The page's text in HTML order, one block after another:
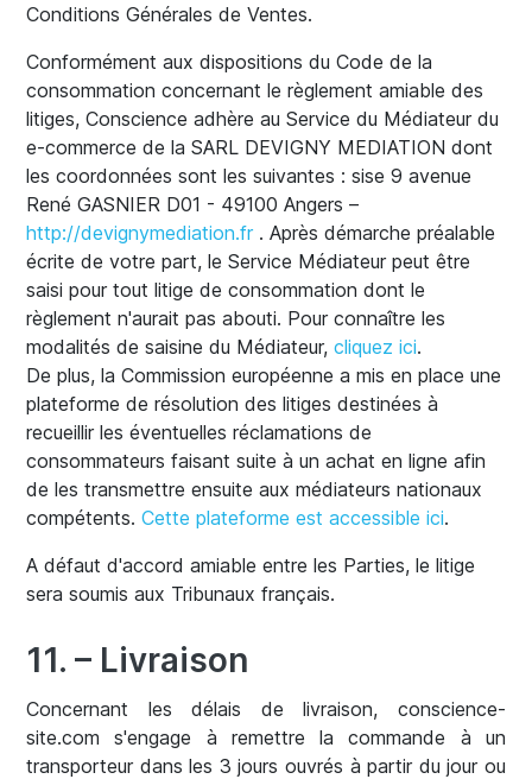
Conditions Générales de Ventes.
Conformément aux dispositions du Code de la
consommation concernant le règlement amiable des
litiges, Conscience adhère au Service du Médiateur du
e-commerce de la SARL DEVIGNY MEDIATION dont
les coordonnées sont les suivantes : sise 9 avenue
René GASNIER D01 - 49100 Angers –
http://devignymediation.fr. Après démarche préalable
écrite de votre part, le Service Médiateur peut être
saisi pour tout litige de consommation dont le
règlement n'aurait pas abouti. Pour connaître les
modalités de saisine du Médiateur, cliquez ici.
De plus, la Commission européenne a mis en place une
plateforme de résolution des litiges destinées à
recueillir les éventuelles réclamations de
consommateurs faisant suite à un achat en ligne afin
de les transmettre ensuite aux médiateurs nationaux
compétents. Cette plateforme est accessible ici.
A défaut d'accord amiable entre les Parties, le litige
sera soumis aux Tribunaux français.
11. – Livraison
Concernant les délais de livraison, conscience-
site.com s'engage à remettre la commande à un
transporteur dans les 3 jours ouvrés à partir du jour ou